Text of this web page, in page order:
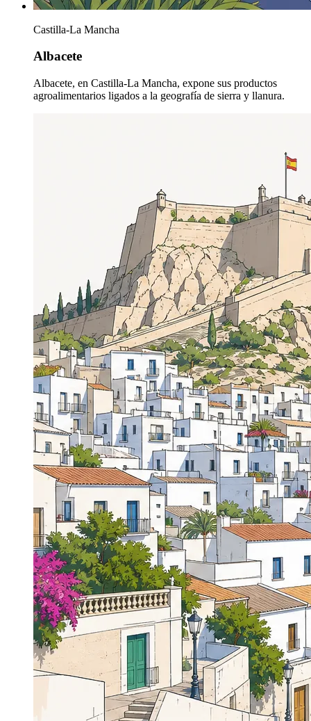
Castilla-La Mancha
Albacete
Albacete, en Castilla-La Mancha, expone sus productos
agroalimentarios ligados a la geografía de sierra y llanura.